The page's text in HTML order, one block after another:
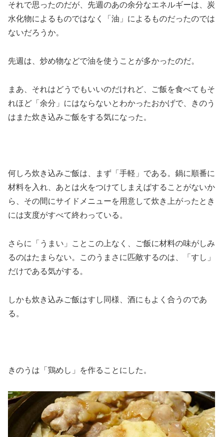
それで思ったのだが、先週のあの余分なエネルギーは、炭
水化物によるものではなく「油」によるものだったのでは
ないだろうか。
先週は、炒め物などで油を使うことが多かったのだ。
まあ、それはどうでもいいのだけれど、ご飯を食べてもそ
れほど「余分」にはならないとわかったおかげで、きのう
はまた炊き込みご飯をする気になった。
何しろ炊き込みご飯は、まず「手軽」である。鍋に順番に
材料を入れ、あとは火をつけてしまえばすることがないか
ら、その間にサイドメニューを用意して炊き上がったとき
には支度がすべて終わっている。
さらに「うまい」ことこの上なく、ご飯に材料の味がしみ
るのはたまらない。このうまさに匹敵するのは、「すし」
だけである気がする。
しかも炊き込みご飯はすし同様、酒にもよく合うのであ
る。
きのうは「鶏めし」を作ることにした。